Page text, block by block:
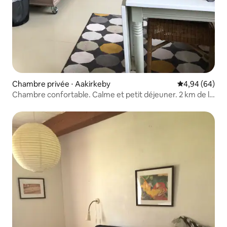
Chambre privée ⋅ Aakirkeby Évaluation
4,94 (64)
Chambre confortable. Calme et petit déjeuner. 2 km de la